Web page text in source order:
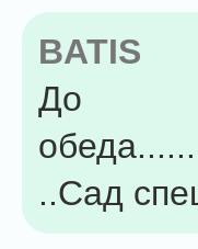
BATIS
До
..Сад